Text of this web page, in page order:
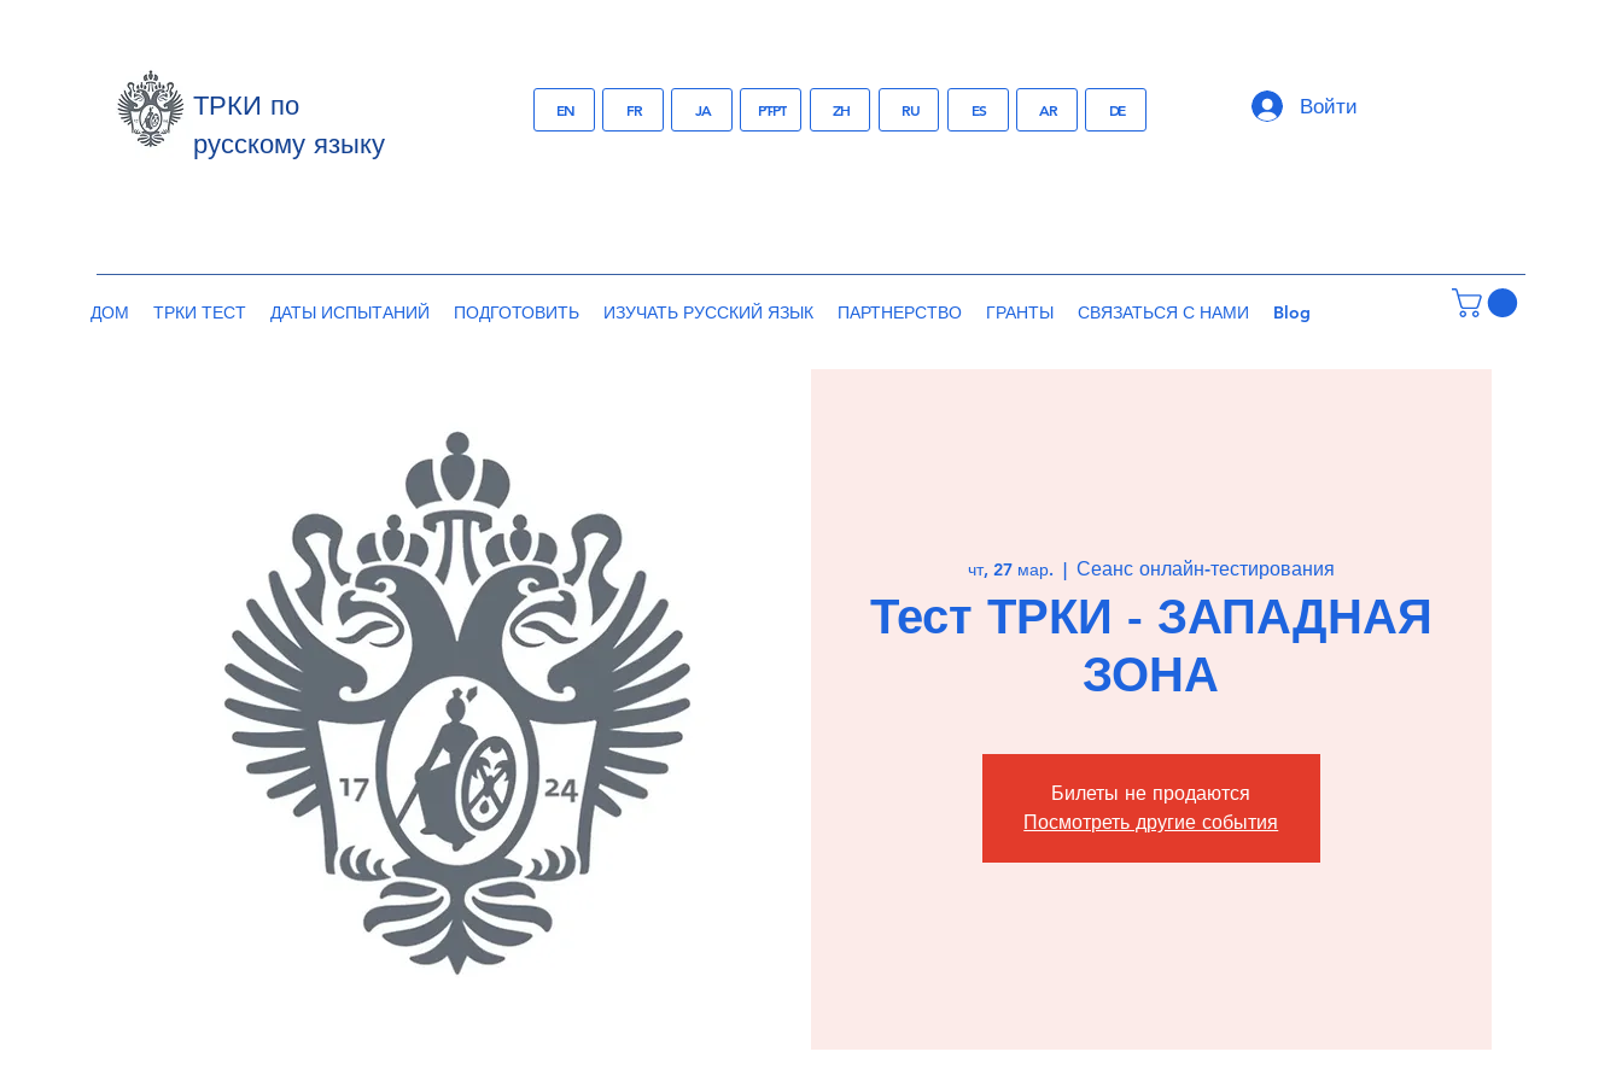
ТРКИ по
русскому языку
EN FR JA PT-PT ZH RU ES AR DE Войти
ДОМ ТРКИ ТЕСТ ДАТЫ ИСПЫТАНИЙ ПОДГОТОВИТЬ ИЗУЧАТЬ РУССКИЙ ЯЗЫК ПАРТНЕРСТВО ГРАНТЫ СВЯЗАТЬСЯ С НАМИ Blog
чт, 27 мар.
  |
Сеанс онлайн-тестирования
Тест ТРКИ - ЗАПАДНАЯ
ЗОНА
Билеты не продаются
Посмотреть другие события